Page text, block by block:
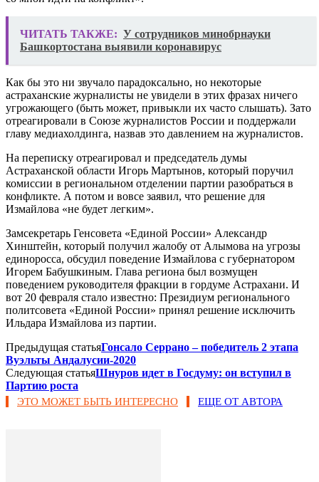
ЧИТАТЬ ТАКЖЕ: У сотрудников минобрнауки
Башкортостана выявили коронавирус
Как бы это ни звучало парадоксально, но некоторые
астраханские журналисты не увидели в этих фразах ничего
угрожающего (быть может, привыкли их часто слышать). Зато
отреагировали в Союзе журналистов России и поддержали
главу медиахолдинга, назвав это давлением на журналистов.
На переписку отреагировал и председатель думы
Астраханской области Игорь Мартынов, который поручил
комиссии в региональном отделении партии разобраться в
конфликте. А потом и вовсе заявил, что решение для
Измайлова «не будет легким».
Замсекретарь Генсовета «Единой России» Александр
Хинштейн, который получил жалобу от Алымова на угрозы
единоросса, обсудил поведение Измайлова с губернатором
Игорем Бабушкиным. Глава региона был возмущен
поведением руководителя фракции в гордуме Астрахани. И
вот 20 февраля стало известно: Президиум регионального
политсовета «Единой России» принял решение исключить
Ильдара Измайлова из партии.
Предыдущая статьяГонсало Серрано – победитель 2 этапа
Вуэльты Андалусии-2020
Следующая статьяШнуров идет в Госдуму: он вступил в
Партию роста
ЭТО МОЖЕТ БЫТЬ ИНТЕРЕСНО ЕЩЕ ОТ АВТОРА